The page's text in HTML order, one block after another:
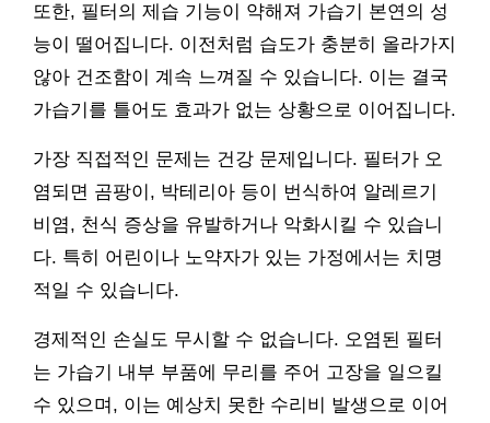
또한, 필터의 제습 기능이 약해져 가습기 본연의 성
능이 떨어집니다. 이전처럼 습도가 충분히 올라가지
않아 건조함이 계속 느껴질 수 있습니다. 이는 결국
가습기를 틀어도 효과가 없는 상황으로 이어집니다.
가장 직접적인 문제는 건강 문제입니다. 필터가 오
염되면 곰팡이, 박테리아 등이 번식하여 알레르기
비염, 천식 증상을 유발하거나 악화시킬 수 있습니
다. 특히 어린이나 노약자가 있는 가정에서는 치명
적일 수 있습니다.
경제적인 손실도 무시할 수 없습니다. 오염된 필터
는 가습기 내부 부품에 무리를 주어 고장을 일으킬
수 있으며, 이는 예상치 못한 수리비 발생으로 이어